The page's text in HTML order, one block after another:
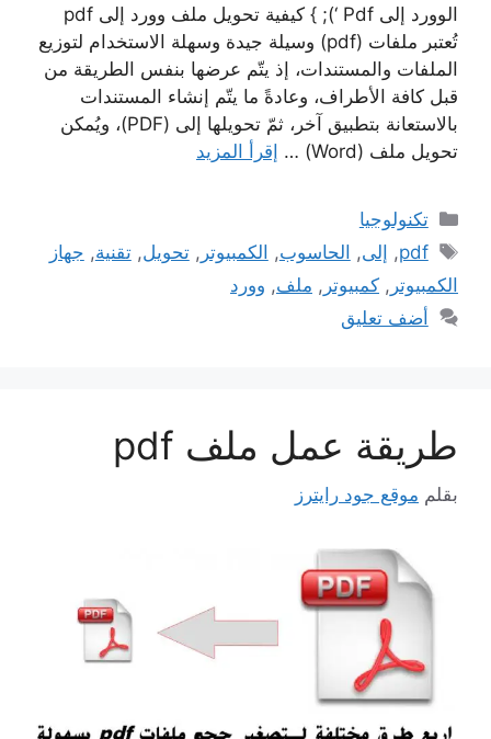
الوورد إلى Pdf ‘); } كيفية تحويل ملف وورد إلى pdf
تُعتبر ملفات (pdf) وسيلة جيدة وسهلة الاستخدام لتوزيع
الملفات والمستندات، إذ يتّم عرضها بنفس الطريقة من
قبل كافة الأطراف، وعادةً ما يتّم إنشاء المستندات
بالاستعانة بتطبيق آخر، ثمّ تحويلها إلى (PDF)، ويُمكن
تحويل ملف (Word) …
إقرأ المزيد
التصنيفات
تكنولوجيا
الوسوم
pdf
, إلى, الحاسوب, الكمبيوتر ,تحويل,تقنية, جهاز
الكمبيوتر , كمبيوتر , ملف, وورد
أضف تعليق
طريقة عمل ملف pdf
بقلم موقع جود رايترز